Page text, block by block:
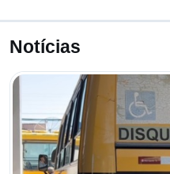
Notícias